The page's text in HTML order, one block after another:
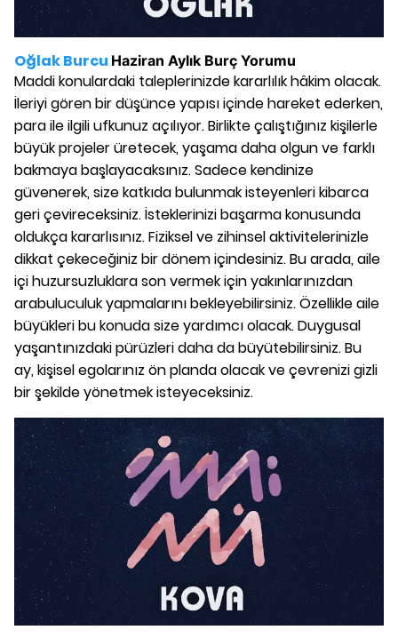
Oğlak Burcu Haziran Aylık Burç Yorumu
Maddi konulardaki taleplerinizde kararlılık hâkim olacak.
İleriyi gören bir düşünce yapısı içinde hareket ederken,
para ile ilgili ufkunuz açılıyor. Birlikte çalıştığınız kişilerle
büyük projeler üretecek, yaşama daha olgun ve farklı
bakmaya başlayacaksınız. Sadece kendinize
güvenerek, size katkıda bulunmak isteyenleri kibarca
geri çevireceksiniz. İsteklerinizi başarma konusunda
oldukça kararlısınız. Fiziksel ve zihinsel aktivitelerinizle
dikkat çekeceğiniz bir dönem içindesiniz. Bu arada, aile
içi huzursuzluklara son vermek için yakınlarınızdan
arabuluculuk yapmalarını bekleyebilirsiniz. Özellikle aile
büyükleri bu konuda size yardımcı olacak. Duygusal
yaşantınızdaki pürüzleri daha da büyütebilirsiniz. Bu
ay, kişisel egolarınız ön planda olacak ve çevrenizi gizli
bir şekilde yönetmek isteyeceksiniz.